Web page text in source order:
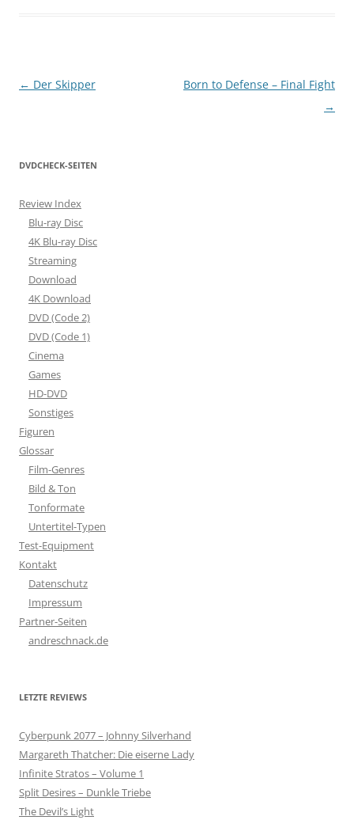
Beitragsnavigation
← Der Skipper
Born to Defense – Final Fight
→
DVDCHECK-SEITEN
Review Index
Blu-ray Disc
4K Blu-ray Disc
Streaming
Download
4K Download
DVD (Code 2)
DVD (Code 1)
Cinema
Games
HD-DVD
Sonstiges
Figuren
Glossar
Film-Genres
Bild & Ton
Tonformate
Untertitel-Typen
Test-Equipment
Kontakt
Datenschutz
Impressum
Partner-Seiten
andreschnack.de
LETZTE REVIEWS
Cyberpunk 2077 – Johnny Silverhand
Margareth Thatcher: Die eiserne Lady
Infinite Stratos – Volume 1
Split Desires – Dunkle Triebe
The Devil’s Light